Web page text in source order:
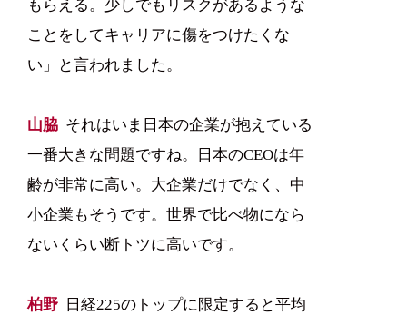
もらえる。少しでもリスクがあるような
ことをしてキャリアに傷をつけたくな
い」と言われました。
山脇 それはいま日本の企業が抱えている
一番大きな問題ですね。日本のCEOは年
齢が非常に高い。大企業だけでなく、中
小企業もそうです。世界で比べ物になら
ないくらい断トツに高いです。
柏野 日経225のトップに限定すると平均